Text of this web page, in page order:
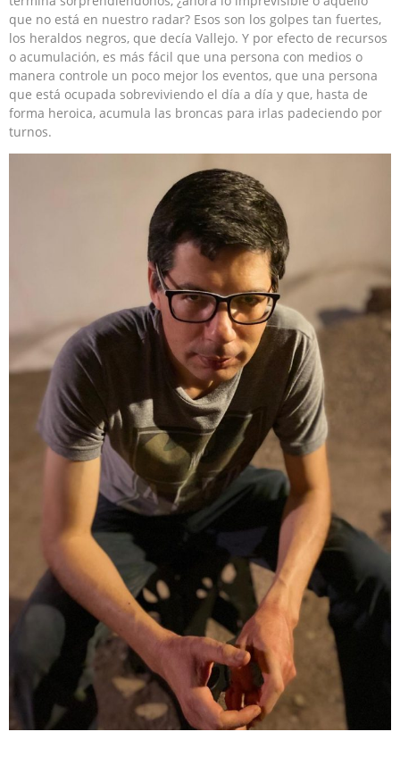
que no está en nuestro radar? Esos son los golpes tan fuertes,
los heraldos negros, que decía Vallejo. Y por efecto de recursos
o acumulación, es más fácil que una persona con medios o
manera controle un poco mejor los eventos, que una persona
que está ocupada sobreviviendo el día a día y que, hasta de
forma heroica, acumula las broncas para irlas padeciendo por
turnos.